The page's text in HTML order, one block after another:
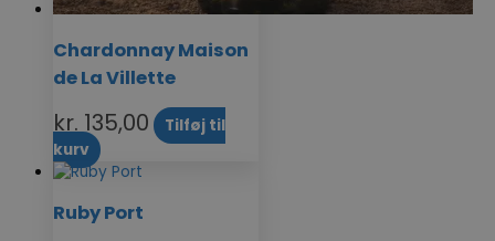
Chardonnay Maison
de La Villette
kr. 135,00
Tilføj til
kurv
Ruby Port